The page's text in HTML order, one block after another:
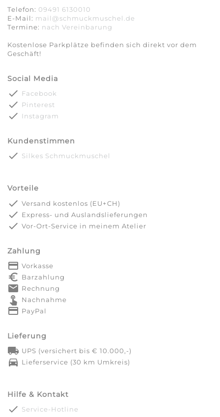
Telefon: 09491 6130010
E-Mail: mail@schmuckmuschel.de
Termine: nach Vereinbarung​​​​​​​
Kostenlose Parkplätze befinden sich direkt vor dem
Geschäft!
Social Media
done Facebook
done Pinterest
done Instagram
Kundenstimmen
done Silkes Schmuckmuschel
Vorteile
done Versand kostenlos (EU+CH)
done Express- und Auslandslieferungen
done Vor-Ort-Service in meinem Atelier
Zahlung
payment Vorkasse
euro_symbol Barzahlung
markunread Rechnung
touch_app Nachnahme
credit_card PayPal
Lieferung
local_shipping UPS (versichert bis € 10.000,-)
directions_car Lieferservice (30 km Umkreis)
Hilfe & Kontakt
done Service-Hotline